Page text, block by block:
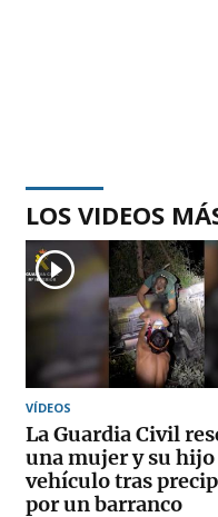
LOS VIDEOS
VÍDEOS
La Guardia Civil
una mujer y su hijo
vehículo tras
por un barranco